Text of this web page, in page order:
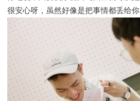
很安心呀，虽然好像是把事情都丢给你